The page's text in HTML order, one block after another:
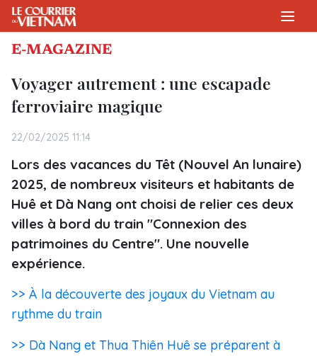
E-MAGAZINE
Voyager autrement : une escapade
ferroviaire magique
22/02/2025 11:14
Lors des vacances du Têt (Nouvel An lunaire)
2025, de nombreux visiteurs et habitants de
Huê et Dà Nang ont choisi de relier ces deux
villes à bord du train "Connexion des
patrimoines du Centre". Une nouvelle
expérience.
>> À la découverte des joyaux du Vietnam au
rythme du train
>> Dà Nang et Thua Thiên Huê se préparent à